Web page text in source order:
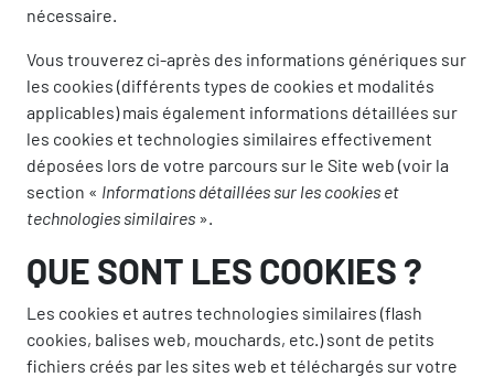
nécessaire.
Vous trouverez ci-après des informations génériques sur
les cookies (différents types de cookies et modalités
applicables) mais également informations détaillées sur
les cookies et technologies similaires effectivement
déposées lors de votre parcours sur le Site web (voir la
section « Informations détaillées sur les cookies et
technologies similaires ».
QUE SONT LES COOKIES ?
Les cookies et autres technologies similaires (flash
cookies, balises web, mouchards, etc.) sont de petits
fichiers créés par les sites web et téléchargés sur votre